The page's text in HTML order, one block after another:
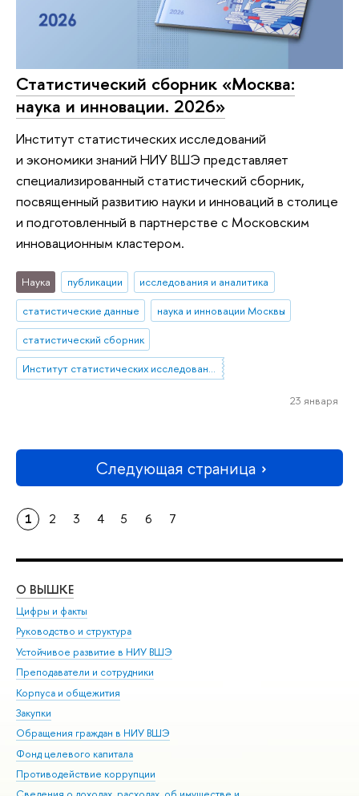
Статистический сборник «Москва:
наука и инновации. 2026»
Институт статистических исследований
и экономики знаний НИУ ВШЭ представляет
специализированный статистический сборник,
посвященный развитию науки и инноваций в столице
и подготовленный в партнерстве с Московским
инновационным кластером.
Наука публикации
исследования и аналитика
статистические данные
наука и инновации Москвы
статистический сборник
Институт статистических исследований и экономики знаний
23 января
Следующая страница
1 2 3 4 5 6 7
О ВЫШКЕ
Цифры и факты
Руководство и структура
Устойчивое развитие в НИУ ВШЭ
Преподаватели и сотрудники
Корпуса и общежития
Закупки
Обращения граждан в НИУ ВШЭ
Фонд целевого капитала
Противодействие коррупции